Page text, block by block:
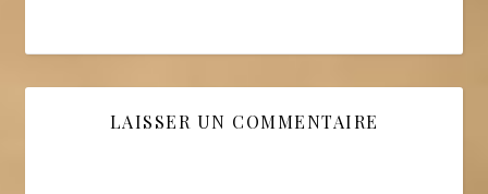
LAISSER UN COMMENTAIRE